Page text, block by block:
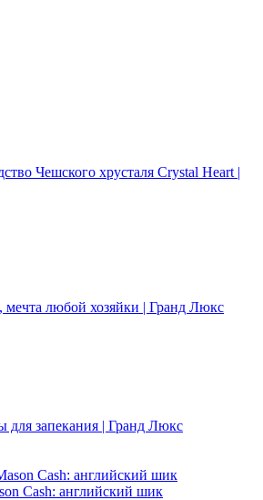
Чешского хрусталя Crystal Heart |
любой хозяйки | Гранд Люкс
запекания | Гранд Люкс
Cash: английский шик